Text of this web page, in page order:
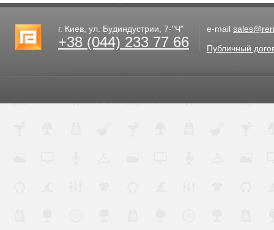
г. Киев, ул. Будиндустрии, 7-"Ч"
+38 (044) 233 77 66
e-mail
Публичный